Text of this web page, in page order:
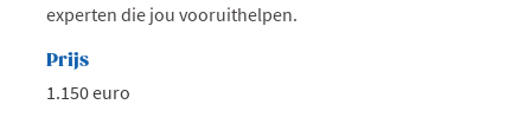
experten die jou vooruithelpen.
Prijs
1.150 euro